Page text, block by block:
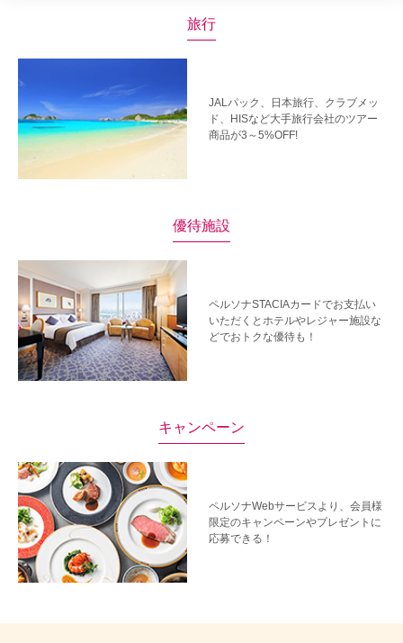
旅行
JALパック、日本旅行、クラブメッ
ド、HISなど大手旅行会社のツアー
商品が3～5%OFF!
優待施設
ペルソナSTACIAカードでお支払い
いただくとホテルやレジャー施設な
どでおトクな優待も！
キャンペーン
ペルソナWebサービスより、会員様
限定のキャンペーンやプレゼントに
応募できる！